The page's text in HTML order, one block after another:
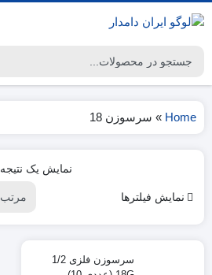
Home
» سرسوزن 18
نمایش یک نتیجه
نمایش فیلترها